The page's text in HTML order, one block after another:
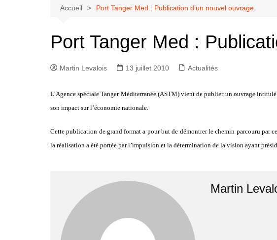
Accueil Port Tanger Med : Publication d’un nouvel ouvrage
Port Tanger Med :
Martin Levalois 13 juillet 2010 Actualités
L’Agence spéciale Tanger Méditerranée (ASTM) vient de publier un ouvrage
son impact sur l’économie nationale.
Cette publication de grand format a pour but de démontrer le chemin parcouru par
la réalisation a été portée par l’impulsion et la détermination de la vision ayant
Martin